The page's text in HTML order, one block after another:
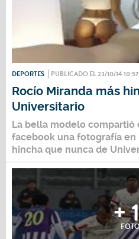
DEPORTES PUBLICADO EL 23/10/14 10:57
Rocío Miranda más
Universitario
La bella modelo compartió
facebook una fotografía en
hincha que nunca de
+